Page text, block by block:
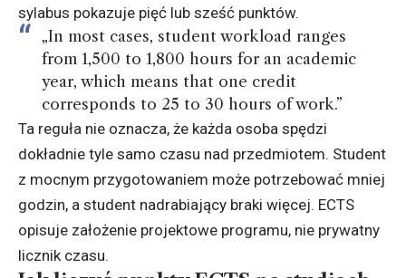
sylabus pokazuje pięć lub sześć punktów.
„In most cases, student workload ranges
from 1,500 to 1,800 hours for an academic
year, which means that one credit
corresponds to 25 to 30 hours of work.”
Ta reguła nie oznacza, że każda osoba spędzi
dokładnie tyle samo czasu nad przedmiotem. Student
z mocnym przygotowaniem może potrzebować mniej
godzin, a student nadrabiający braki więcej. ECTS
opisuje założenie projektowe programu, nie prywatny
licznik czasu.